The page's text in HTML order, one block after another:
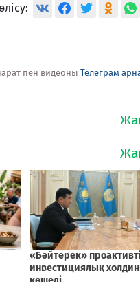
пен видеоны Телеграм